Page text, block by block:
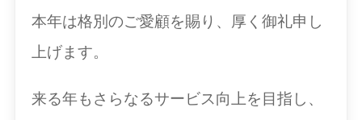
本年は格別のご愛顧を賜り、厚く御礼申し
上げます。
来る年もさらなるサービス向上を目指し、